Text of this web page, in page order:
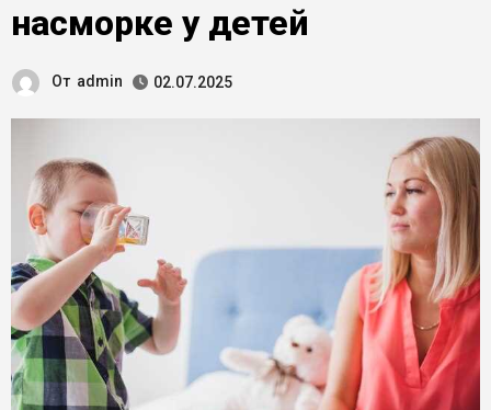
насморке у детей
От admin 02.07.2025